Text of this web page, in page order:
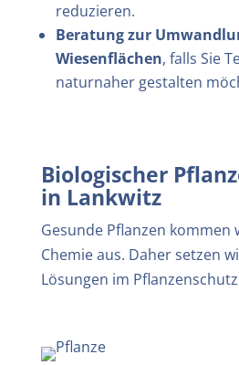
reduzieren.
Beratung zur
Wiesenflächen, falls Sie
naturnaher gestalten
Biologischer
in Lankwitz
Gesunde Pflanzen kommen
Chemie aus. Daher setzen
Lösungen im